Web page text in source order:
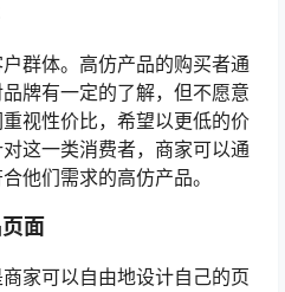
群体。高仿产品的购买者通
牌有一定的了解，但不愿意
视性价比，希望以更低的价
这一类消费者，商家可以通
他们需求的高仿产品。
面
家可以自由地设计自己的页